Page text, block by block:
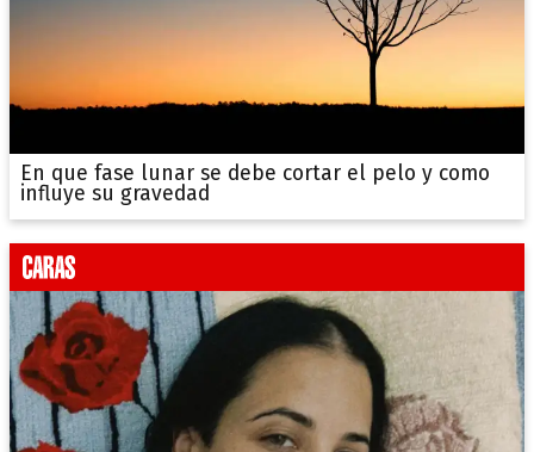
En que fase lunar se debe cortar el pelo y como
influye su gravedad